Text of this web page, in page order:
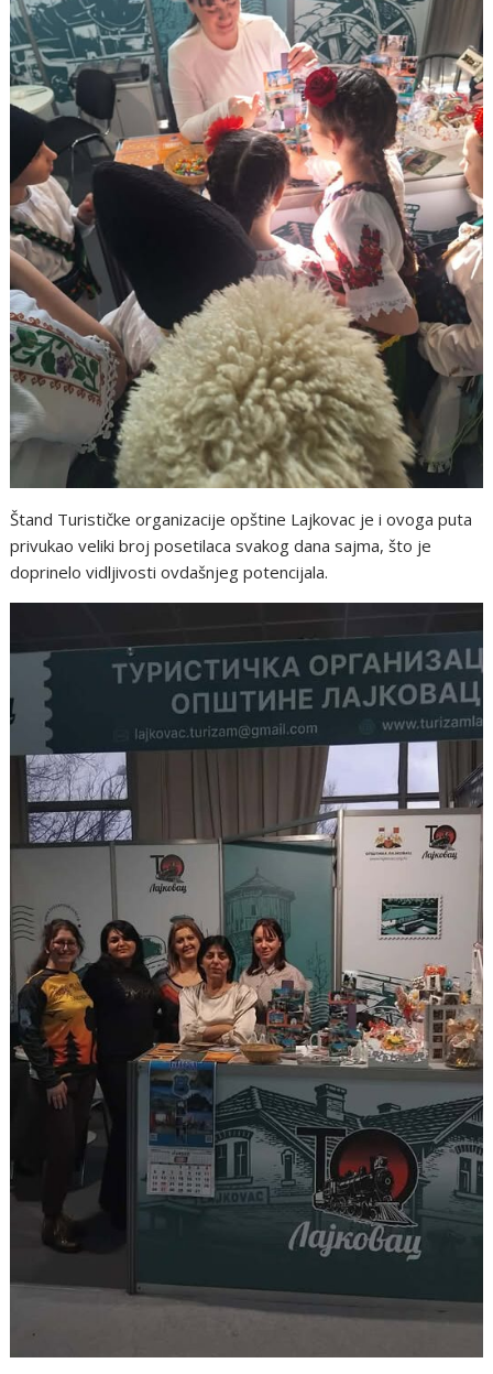
Štand Turističke organizacije opštine Lajkovac je i ovoga puta
privukao veliki broj posetilaca svakog dana sajma, što je
doprinelo vidljivosti ovdašnjeg potencijala.